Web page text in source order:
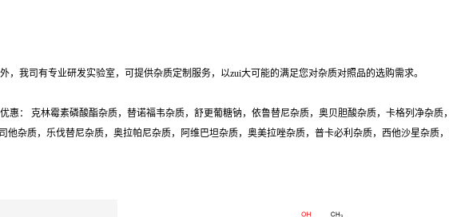
我司有专业研发实验室，可提供杂质定制服务，以zui大可能的满足您对杂质对照品的选购需求。
： 克林霉素磷酸酯杂质，替诺福韦杂质，舒更葡糖钠，依鲁替尼杂质，奥贝胆酸杂质，卡格列净杂
他杂质，乐伐替尼杂质，奥拉帕尼杂质，阿维巴坦杂质，奥美拉唑杂质，普卡必利杂质，西他沙星杂质